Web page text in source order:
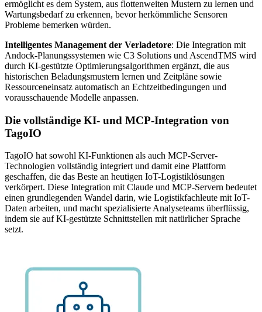
ermöglicht es dem System, aus flottenweiten Mustern zu lernen und
Wartungsbedarf zu erkennen, bevor herkömmliche Sensoren
Probleme bemerken würden.
Intelligentes Management der Verladetore: Die Integration mit
Andock-Planungssystemen wie C3 Solutions und AscendTMS wird
durch KI-gestützte Optimierungsalgorithmen ergänzt, die aus
historischen Beladungsmustern lernen und Zeitpläne sowie
Ressourceneinsatz automatisch an Echtzeitbedingungen und
vorausschauende Modelle anpassen.
Die vollständige KI- und MCP-Integration von
TagoIO
TagoIO hat sowohl KI-Funktionen als auch MCP-Server-
Technologien vollständig integriert und damit eine Plattform
geschaffen, die das Beste an heutigen IoT-Logistiklösungen
verkörpert. Diese Integration mit Claude und MCP-Servern bedeutet
einen grundlegenden Wandel darin, wie Logistikfachleute mit IoT-
Daten arbeiten, und macht spezialisierte Analyseteams überflüssig,
indem sie auf KI-gestützte Schnittstellen mit natürlicher Sprache
setzt.